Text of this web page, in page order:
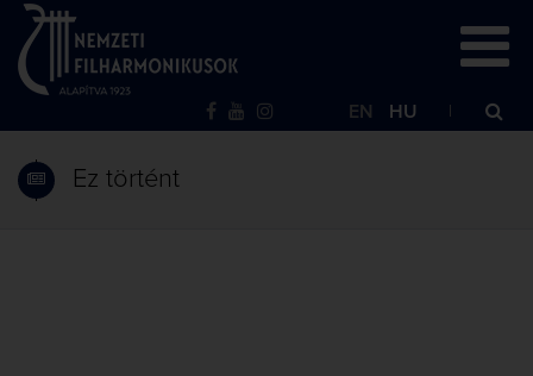
EN HU
Ez történt